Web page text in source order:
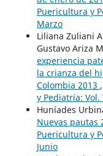
Puericultura y
Marzo
Liliana Zuliani
Gustavo Ariza
experiencia
la crianza del
Colombia 2013 ,
y Pediatría:
Huníades
Nuevas pautas
Puericultura y
Junio